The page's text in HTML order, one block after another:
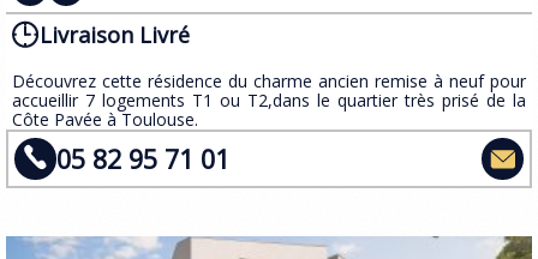
Livraison Livré
​Découvrez cette résidence du charme ancien remise à neuf pour
accueillir 7 logements T1 ou T2,dans le quartier très prisé de la
Côte Pavée à Toulouse.
05 82 95 71 01